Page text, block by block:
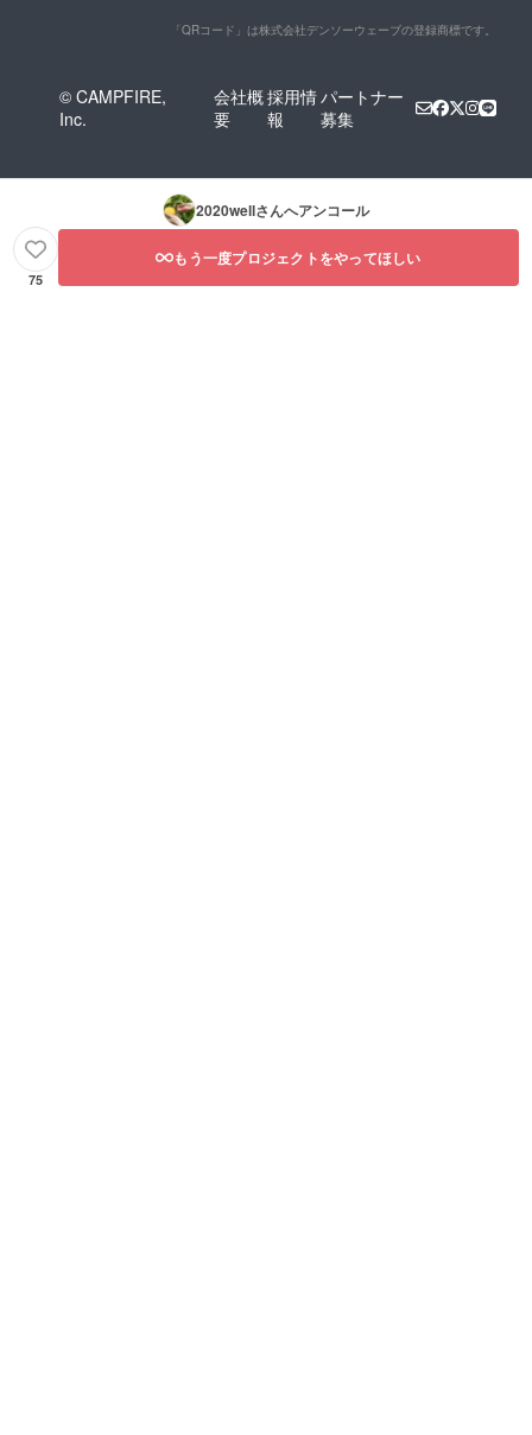
「QRコード」は株式会社デンソーウェーブの登録商標です。
© CAMPFIRE,
Inc.
会社概
要
採用情
報
パートナー
募集
2020wellさんへアンコール
75
もう一度プロジェクトをやってほしい